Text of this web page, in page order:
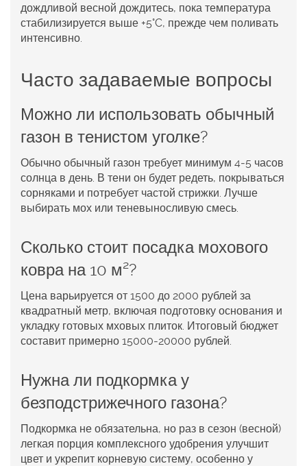
дождливой весной дождитесь, пока температура
стабилизируется выше +5°C, прежде чем поливать
интенсивно.
Часто задаваемые вопросы
Можно ли использовать обычный
газон в тенистом уголке?
Обычно обычный газон требует минимум 4‑5 часов
солнца в день. В тени он будет редеть, покрываться
сорняками и потребует частой стрижки. Лучше
выбирать мох или теневыносливую смесь.
Сколько стоит посадка мохового
ковра на 10 м²?
Цена варьируется от 1500 до 2000 рублей за
квадратный метр, включая подготовку основания и
укладку готовых мховых плиток. Итоговый бюджет
составит примерно 15000‑20000 рублей.
Нужна ли подкормка у
безподстрижечного газона?
Подкормка не обязательна, но раз в сезон (весной)
легкая порция комплексного удобрения улучшит
цвет и укрепит корневую систему, особенно у